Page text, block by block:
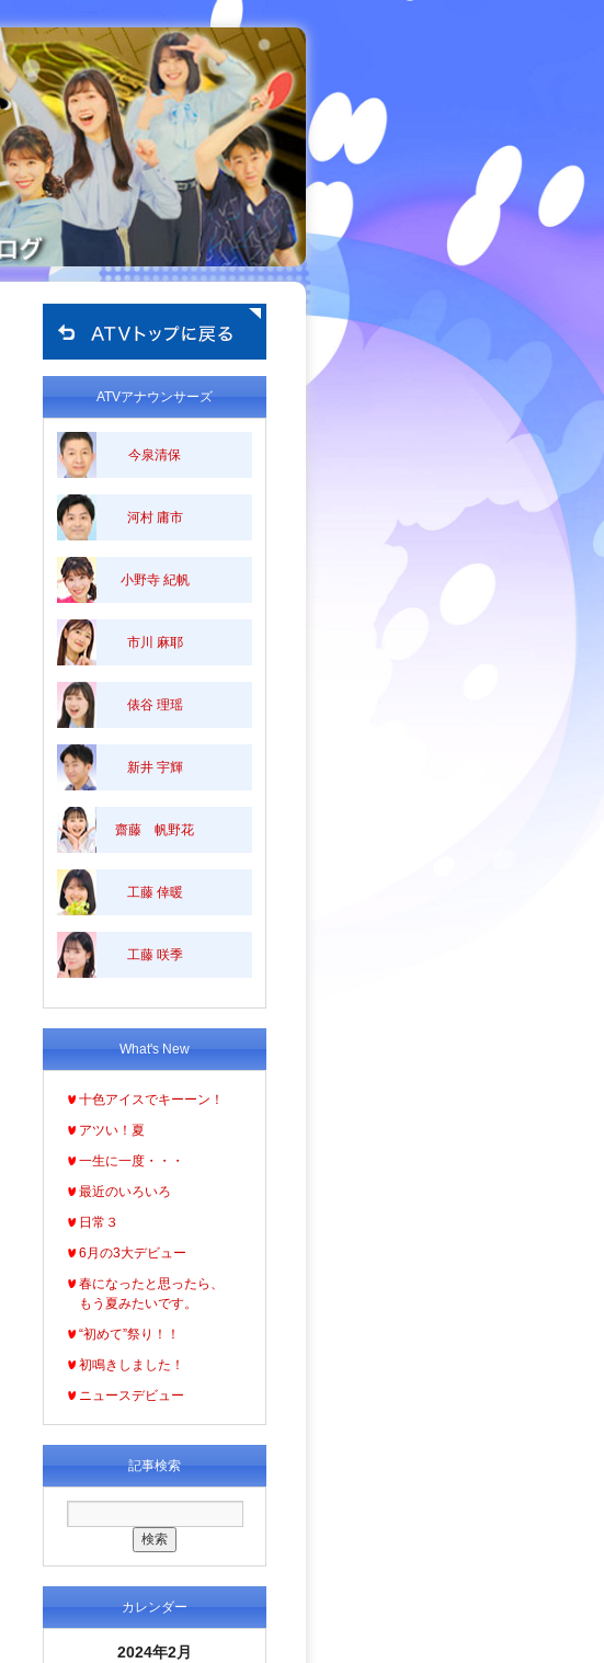
ATVアナウンサーズ
今泉清保
河村 庸市
小野寺 紀帆
市川 麻耶
俵谷 理瑶
新井 宇輝
齋藤 帆野花
工藤 倖暖
工藤 咲季
What's New
十色アイスでキーーン！
アツい！夏
一生に一度・・・
最近のいろいろ
日常３
6月の3大デビュー
春になったと思ったら、
もう夏みたいです。
“初めて”祭り！！
初鳴きしました！
ニュースデビュー
記事検索
カレンダー
2024年2月